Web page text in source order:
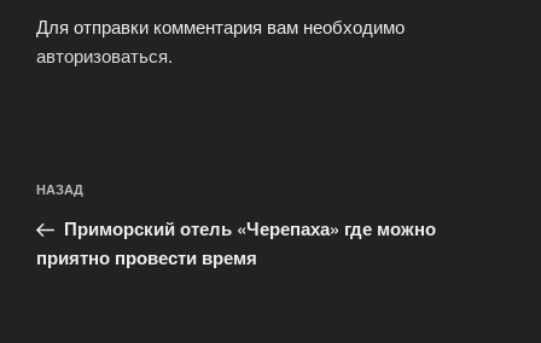
Для отправки комментария вам необходимо
авторизоваться.
по
записям
Предыдущая
запись:
НАЗАД
Приморский отель «Черепаха» где можно
приятно провести время